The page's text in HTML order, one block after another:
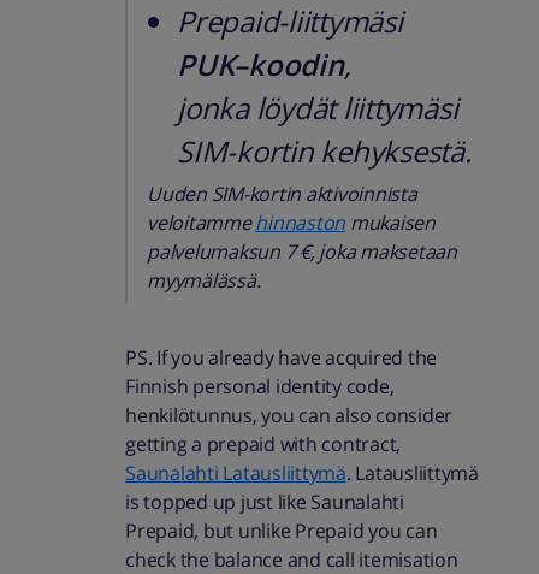
Prepaid-liittymäsi
PUK–koodin,
jonka löydät liittymäsi
SIM-kortin kehyksestä.
Uuden SIM-kortin aktivoinnista
veloitammehinnaston mukaisen
palvelumaksun 7 €, joka maksetaan
myymälässä.
PS. If you already have acquired the
Finnish personal identity code,
henkilötunnus, you can also consider
getting a prepaid with contract,
Saunalahti Latausliittymä. Latausliittymä
is topped up just like Saunalahti
Prepaid, but unlike Prepaid you can
check the balance and call itemisation